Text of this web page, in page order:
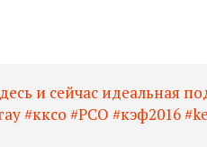
и сейчас идеальная
#кксо #РСО #кэф2016